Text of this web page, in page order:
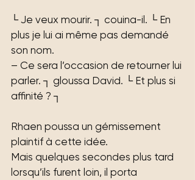
└ Je veux mourir. ┐ couina-il. └ En
plus je lui ai même pas demandé
son nom.
– Ce sera l’occasion de retourner lui
parler. ┐ gloussa David. └ Et plus si
affinité ? ┐
Rhaen poussa un gémissement
plaintif à cette idée.
Mais quelques secondes plus tard
lorsqu’ils furent loin, il porta